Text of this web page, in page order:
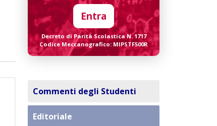
Entra
Decreto di Parità Scolastica N. 1717
Codice Meccanografico: MIPSTF500R
Commenti degli Studenti
Editoriale